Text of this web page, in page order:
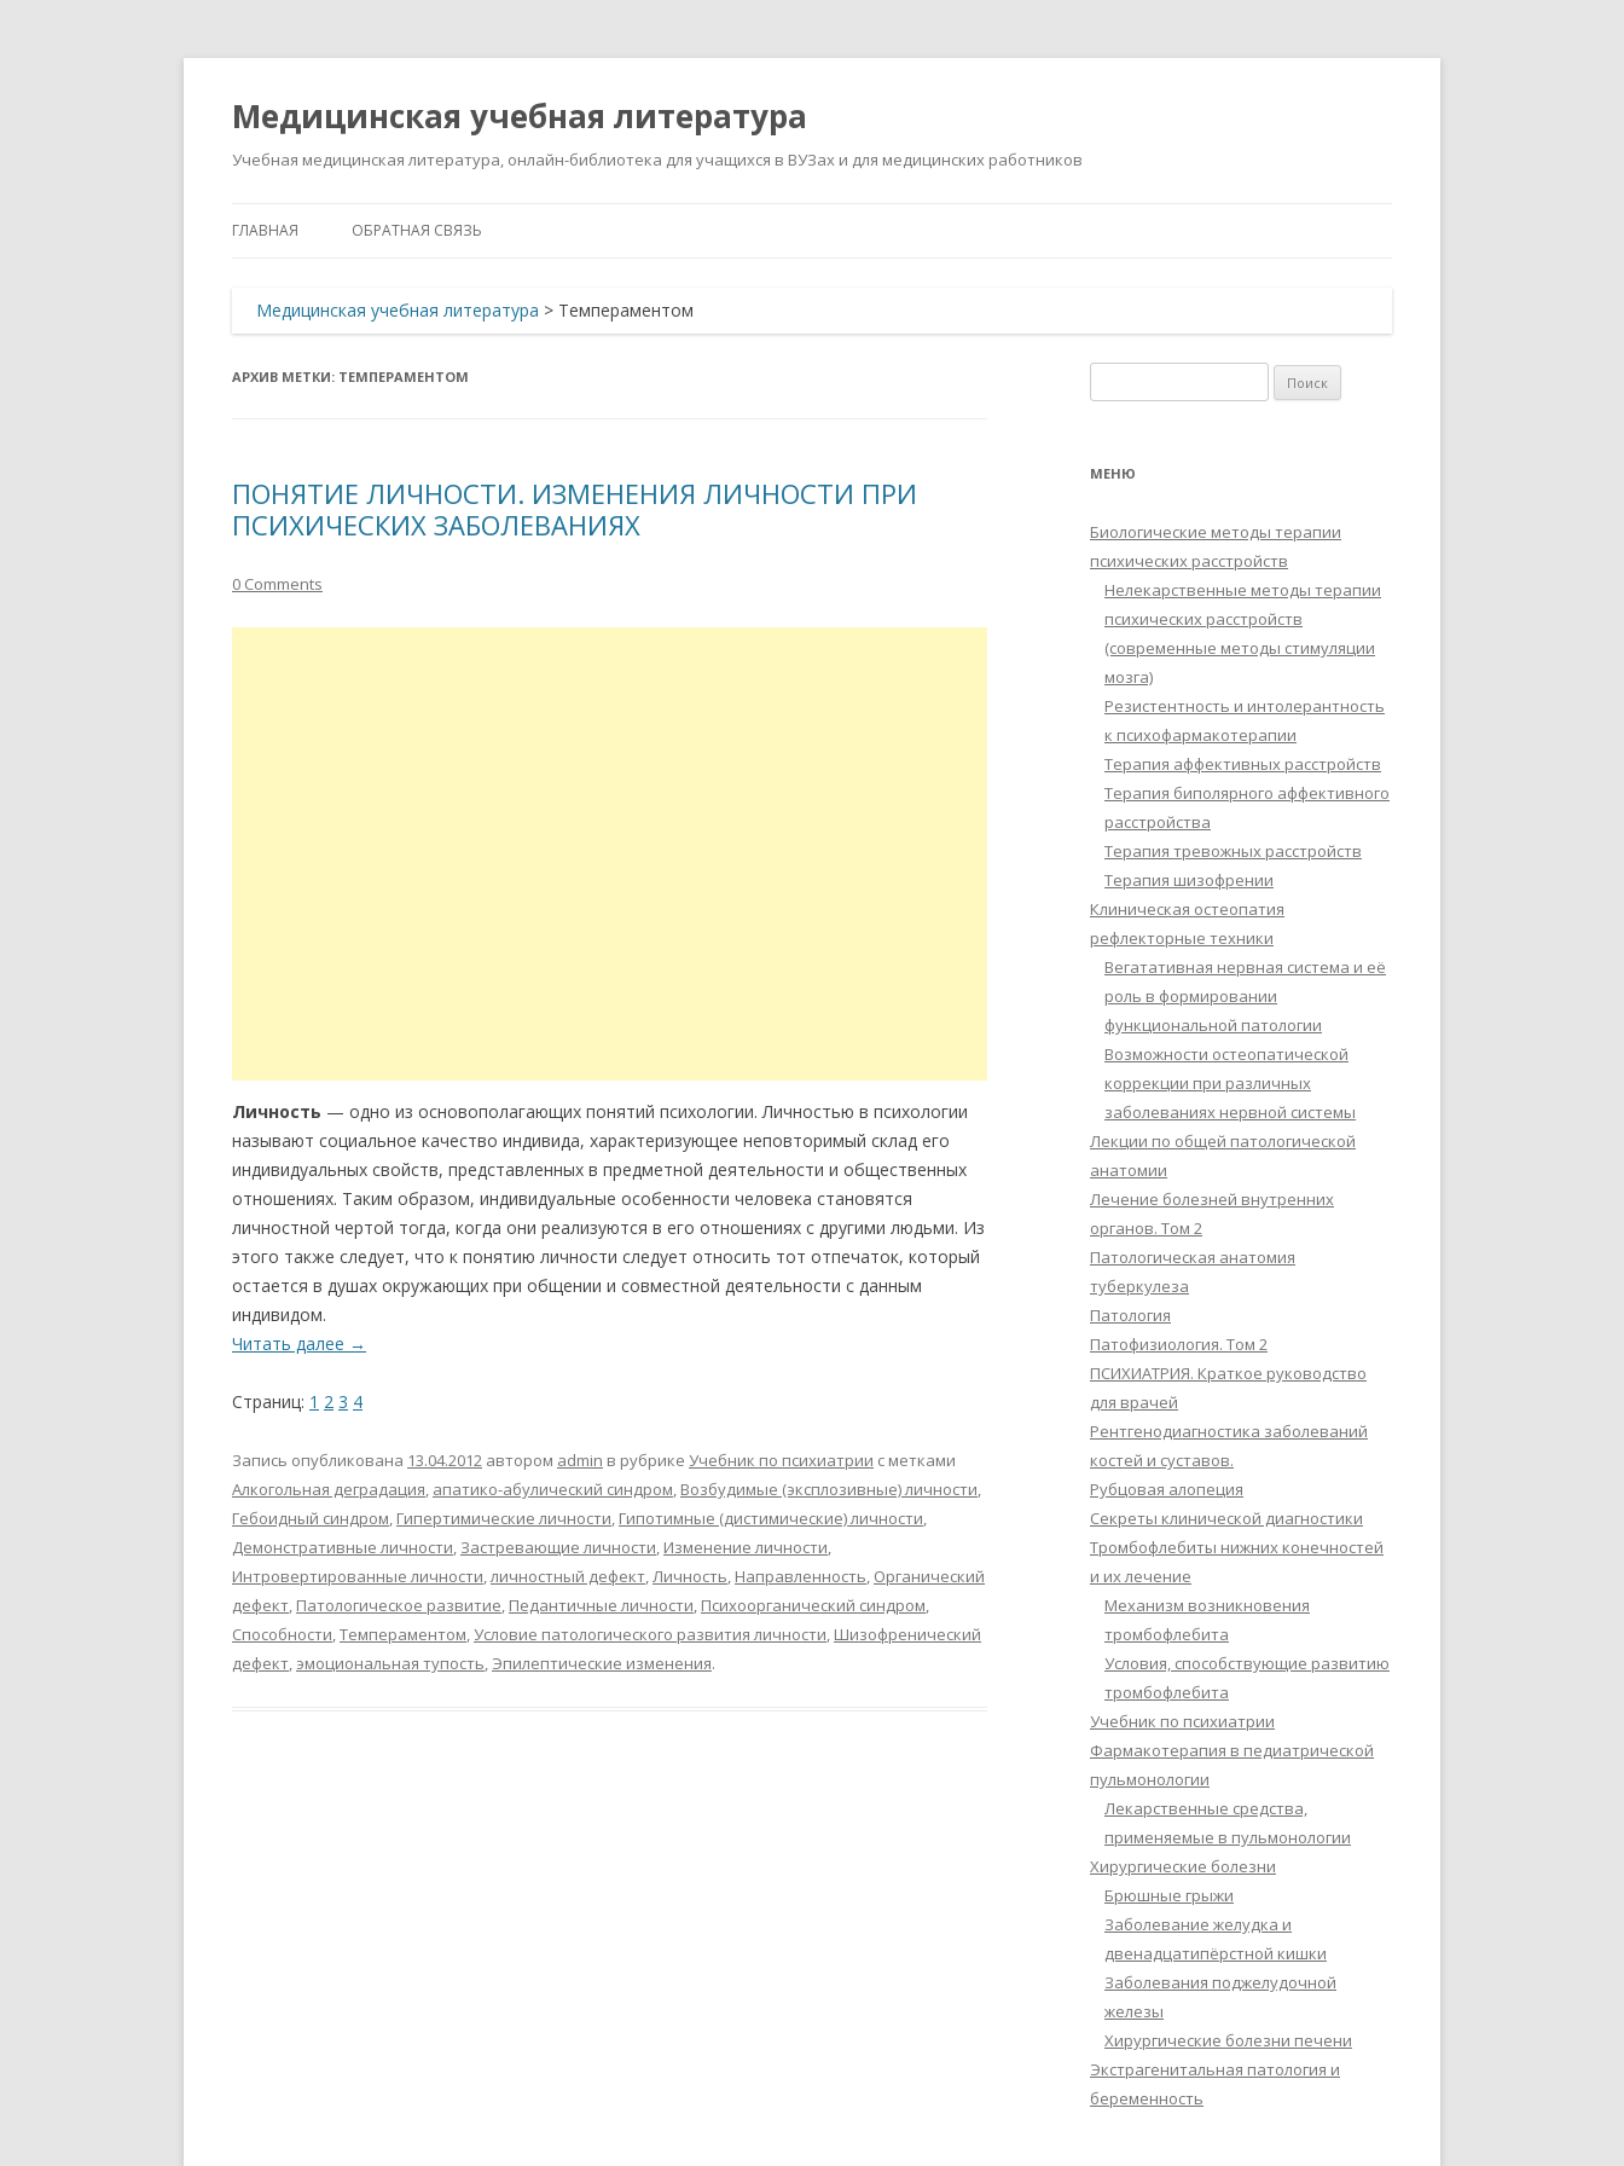
Медицинская учебная литература
Учебная медицинская литература, онлайн-библиотека для учащихся в ВУЗах и для медицинских работников
ГЛАВНАЯ ОБРАТНАЯ СВЯЗЬ
Медицинская учебная литература > Темпераментом
АРХИВ МЕТКИ: ТЕМПЕРАМЕНТОМ
ПОНЯТИЕ ЛИЧНОСТИ. ИЗМЕНЕНИЯ ЛИЧНОСТИ ПРИ
ПСИХИЧЕСКИХ ЗАБОЛЕВАНИЯХ
0 Comments
Личность — одно из основополагающих понятий психологии. Личностью в психологии
называют социальное качество индивида, характеризующее неповторимый склад его
индивидуальных свойств, представленных в предметной деятельности и общественных
отношениях. Таким образом, индивидуальные особенности человека становятся
личностной чертой тогда, когда они реализуются в его отношениях с другими людьми. Из
этого также следует, что к понятию личности следует относить тот отпечаток, который
остается в душах окружающих при общении и совместной деятельности с данным
индивидом.
Читать далее →
Страниц: 1 2 3 4
Запись опубликована 13.04.2012 автором admin в рубрике Учебник по психиатрии с метками
Алкогольная деградация, апатико-абулический синдром, Возбудимые (эксплозивные) личности,
Гебоидный синдром, Гипертимические личности, Гипотимные (дистимические) личности,
Демонстративные личности, Застревающие личности, Изменение личности,
Интровертированные личности,личностный дефект,Личность, Направленность, Органический
дефект, Патологическое развитие, Педантичные личности, Психоорганический синдром,
Способности,Темпераментом,Условие патологического развития личности, Шизофренический
дефект, эмоциональная тупость, Эпилептические изменения.
МЕНЮ
Биологические методы терапии
психических расстройств
Нелекарственные методы терапии
психических расстройств
(современные методы стимуляции
мозга)
Резистентность и интолерантность
к психофармакотерапии
Терапия аффективных расстройств
Терапия биполярного аффективного
расстройства
Терапия тревожных расстройств
Терапия шизофрении
Клиническая остеопатия
рефлекторные техники
Вегатативная нервная система и её
роль в формировании
функциональной патологии
Возможности остеопатической
коррекции при различных
заболеваниях нервной системы
Лекции по общей патологической
анатомии
Лечение болезней внутренних
органов. Том 2
Патологическая анатомия
туберкулеза
Патология
Патофизиология. Том 2
ПСИХИАТРИЯ. Краткое руководство
для врачей
Рентгенодиагностика заболеваний
костей и суставов.
Рубцовая алопеция
Секреты клинической диагностики
Тромбофлебиты нижних конечностей
и их лечение
Механизм возникновения
тромбофлебита
Условия, способствующие развитию
тромбофлебита
Учебник по психиатрии
Фармакотерапия в педиатрической
пульмонологии
Лекарственные средства,
применяемые в пульмонологии
Хирургические болезни
Брюшные грыжи
Заболевание желудка и
двенадцатипёрстной кишки
Заболевания поджелудочной
железы
Хирургические болезни печени
Экстрагенитальная патология и
беременность